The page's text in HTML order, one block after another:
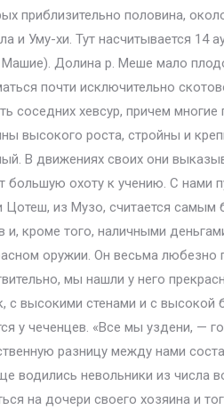
приблизительно половина,
и Уму-хи. Тут насчитывается
Машие). Долина р. Меше мало
почти исключительно
соседних хевсур, причем
высокого роста, стройны и
В движениях своих они
большую охоту к учению. С нами
Цотеш, из Музо, считается самым
и, кроме того, наличными
оружии. Он весьма любезно
мы нашли у него
с высокими стенами и с высокой
у чеченцев. «Все мы уздени, —
разницу между нами
водились невольники из числа
на дочери своего хозяина и